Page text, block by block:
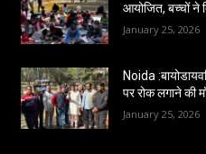
आयोजित, बच्चों ने
January 25, 2026
Noida
पर रोक लगाने की
January 25, 2026